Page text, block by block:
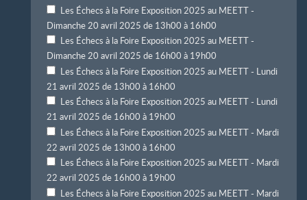
Les Échecs à la Foire Exposition 2025 au MEETT -
Dimanche 20 avril 2025 de 13h00 à 16h00
Les Échecs à la Foire Exposition 2025 au MEETT -
Dimanche 20 avril 2025 de 16h00 à 19h00
Les Échecs à la Foire Exposition 2025 au MEETT - Lundi
21 avril 2025 de 13h00 à 16h00
Les Échecs à la Foire Exposition 2025 au MEETT - Lundi
21 avril 2025 de 16h00 à 19h00
Les Échecs à la Foire Exposition 2025 au MEETT - Mardi
22 avril 2025 de 13h00 à 16h00
Les Échecs à la Foire Exposition 2025 au MEETT - Mardi
22 avril 2025 de 16h00 à 19h00
Les Échecs à la Foire Exposition 2025 au MEETT - Mardi